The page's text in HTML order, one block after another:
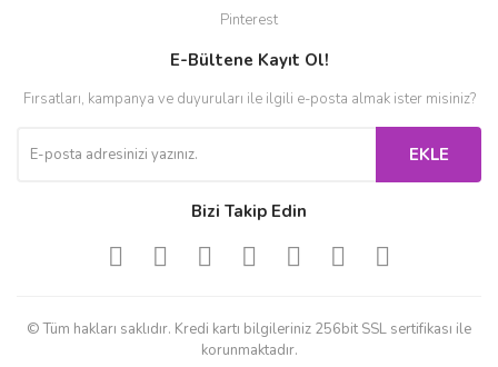
Pinterest
E-Bültene Kayıt Ol!
Fırsatları, kampanya ve duyuruları ile ilgili e-posta almak ister misiniz?
EKLE
Bizi Takip Edin
© Tüm hakları saklıdır. Kredi kartı bilgileriniz 256bit SSL sertifikası ile
korunmaktadır.